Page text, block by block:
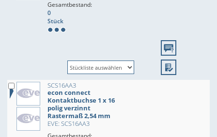
Gesamtbestand:
0
Stück
SCS16AA3
econ connect
Kontaktbuchse 1 x 16
polig verzinnt
Rastermaß 2,54 mm
EVE: SCS16AA3